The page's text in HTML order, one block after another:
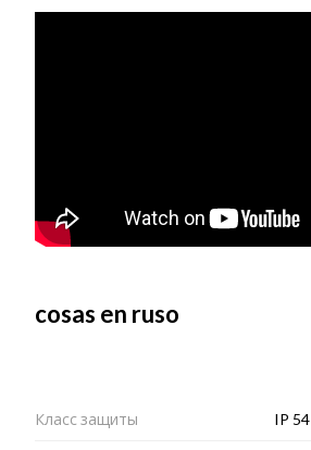
cosas en ruso
Класс защиты IP 54